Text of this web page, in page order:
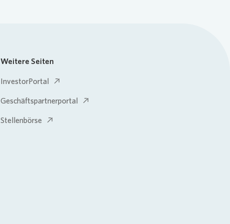
Weitere Seiten
InvestorPortal
Geschäftspartnerportal
Stellenbörse